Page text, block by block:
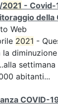
2021 - Covid-
della
Web
2021 -
diminuzione
abitanti...
COVID-